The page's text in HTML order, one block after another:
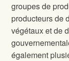
groupes de
producteurs de
végétaux et de
également